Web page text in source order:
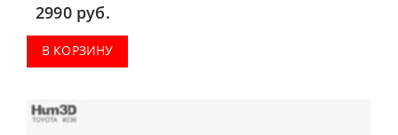
2990 руб.
В КОРЗИНУ